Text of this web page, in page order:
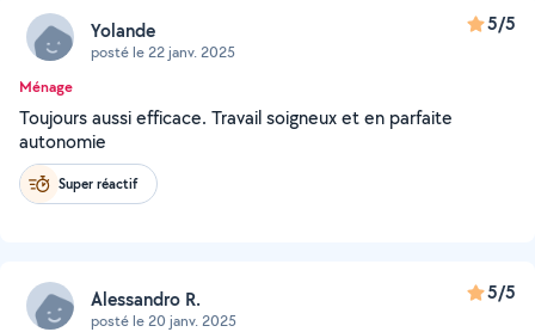
Yolande
posté le 22 janv. 2025
5/5
Ménage
Toujours aussi efficace. Travail soigneux et en parfaite
autonomie
Super réactif
Alessandro R.
posté le 20 janv. 2025
5/5